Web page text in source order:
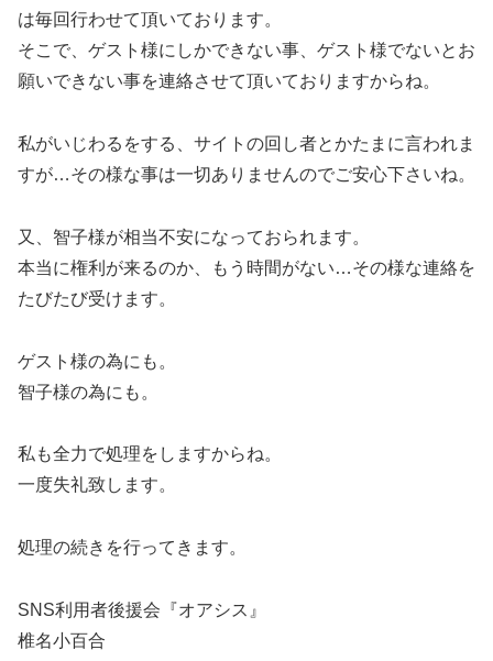
は毎回行わせて頂いております。
そこで、ゲスト様にしかできない事、ゲスト様でないとお
願いできない事を連絡させて頂いておりますからね。
私がいじわるをする、サイトの回し者とかたまに言われま
すが…その様な事は一切ありませんのでご安心下さいね。
又、智子様が相当不安になっておられます。
本当に権利が来るのか、もう時間がない…その様な連絡を
たびたび受けます。
ゲスト様の為にも。
智子様の為にも。
私も全力で処理をしますからね。
一度失礼致します。
処理の続きを行ってきます。
SNS利用者後援会『オアシス』
椎名小百合